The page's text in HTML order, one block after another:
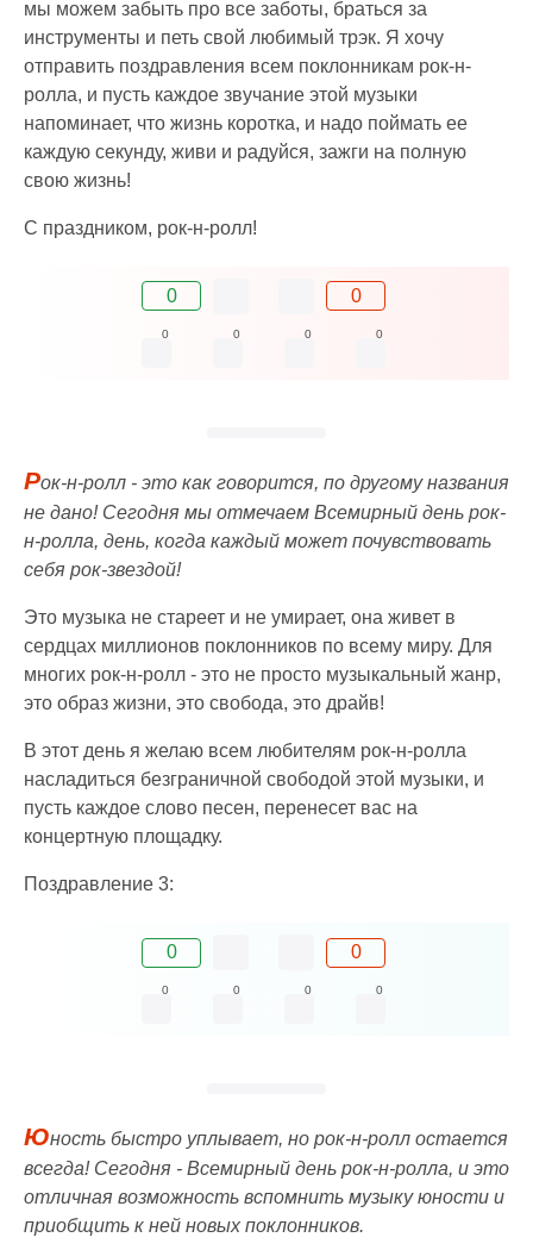
мы можем забыть про все заботы, браться за
инструменты и петь свой любимый трэк. Я хочу
отправить поздравления всем поклонникам рок-н-
ролла, и пусть каждое звучание этой музыки
напоминает, что жизнь коротка, и надо поймать ее
каждую секунду, живи и радуйся, зажги на полную
свою жизнь!
С праздником, рок-н-ролл!
0 0
0 0 0 0
Рок-н-ролл - это как говорится, по другому названия
не дано! Сегодня мы отмечаем Всемирный день рок-
н-ролла, день, когда каждый может почувствовать
себя рок-звездой!
Это музыка не стареет и не умирает, она живет в
сердцах миллионов поклонников по всему миру. Для
многих рок-н-ролл - это не просто музыкальный жанр,
это образ жизни, это свобода, это драйв!
В этот день я желаю всем любителям рок-н-ролла
насладиться безграничной свободой этой музыки, и
пусть каждое слово песен, перенесет вас на
концертную площадку.
Поздравление 3:
0 0
0 0 0 0
Юность быстро уплывает, но рок-н-ролл остается
всегда! Сегодня - Всемирный день рок-н-ролла, и это
отличная возможность вспомнить музыку юности и
приобщить к ней новых поклонников.